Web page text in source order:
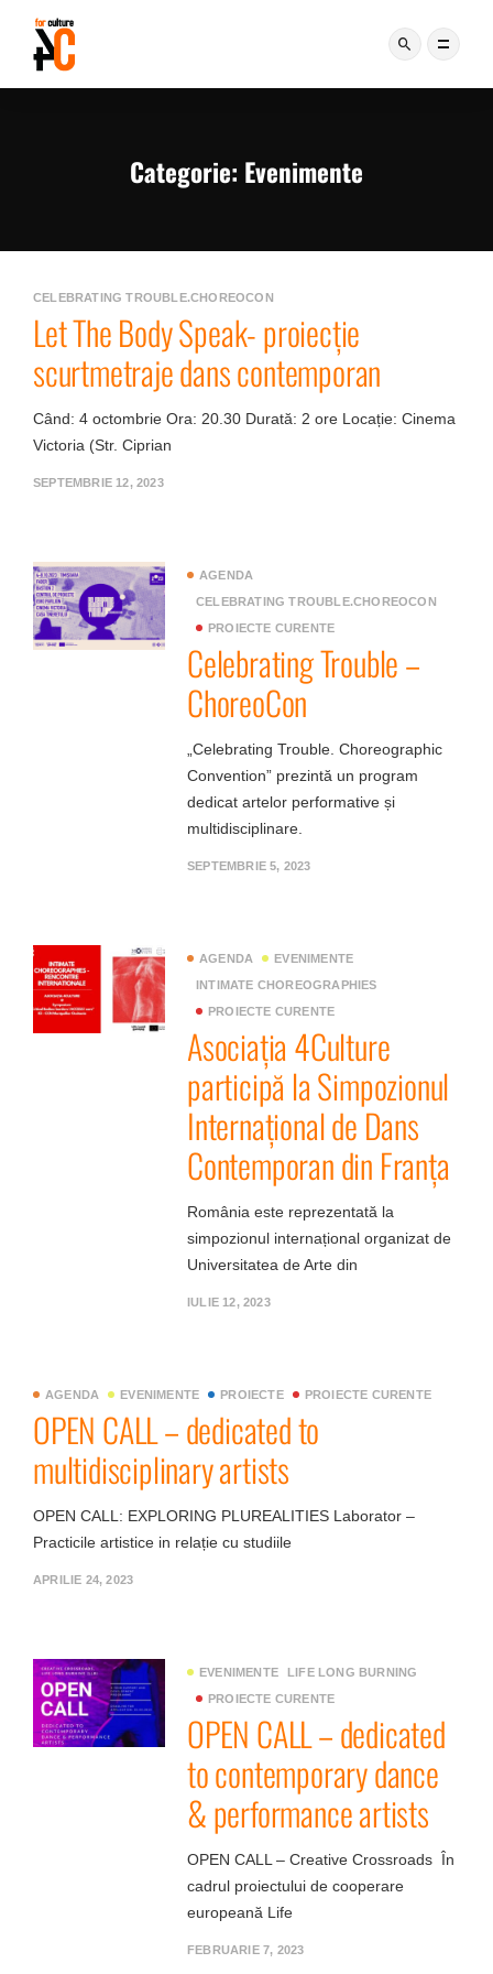
Categorie: Evenimente
CELEBRATING TROUBLE.CHOREOCON
Let The Body Speak- proiecție
scurtmetraje dans contemporan
Când: 4 octombrie Ora: 20.30 Durată: 2 ore Locație: Cinema
Victoria (Str. Ciprian
SEPTEMBRIE 12, 2023
AGENDA
CELEBRATING TROUBLE.CHOREOCON
PROIECTE CURENTE
Celebrating Trouble –
ChoreoCon
„Celebrating Trouble. Choreographic
Convention” prezintă un program
dedicat artelor performative și
multidisciplinare.
SEPTEMBRIE 5, 2023
AGENDA
EVENIMENTE
INTIMATE CHOREOGRAPHIES
PROIECTE CURENTE
Asociația 4Culture
participă la Simpozionul
Internațional de Dans
Contemporan din Franța
România este reprezentată la
simpozionul internațional organizat de
Universitatea de Arte din
IULIE 12, 2023
AGENDA EVENIMENTE PROIECTE PROIECTE CURENTE
OPEN CALL – dedicated to
multidisciplinary artists
OPEN CALL: EXPLORING PLUREALITIES Laborator –
Practicile artistice in relație cu studiile
APRILIE 24, 2023
EVENIMENTE
LIFE LONG BURNING
PROIECTE CURENTE
OPEN CALL – dedicated
to contemporary dance
& performance artists
OPEN CALL – Creative Crossroads În
cadrul proiectului de cooperare
europeană Life
FEBRUARIE 7, 2023